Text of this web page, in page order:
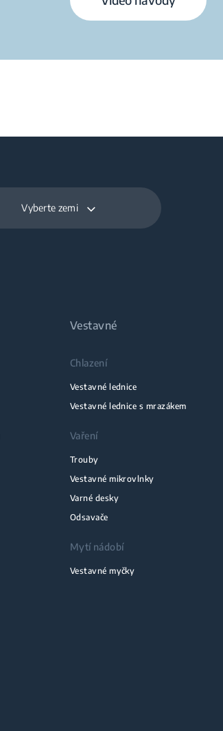
Vyberte zemi
Vestavné
Chlazení
Vestavné lednice
Vestavné lednice s mrazákem
Vaření
Trouby
Vestavné mikrovlnky
Varné desky
Odsavače
Mytí nádobí
Vestavné myčky